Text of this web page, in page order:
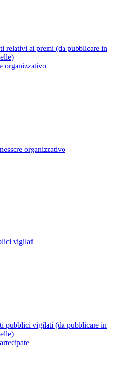
relativi ai premi (da pubblicare in
organizzativo
organizzativo
vigilati
pubblici vigilati (da pubblicare in